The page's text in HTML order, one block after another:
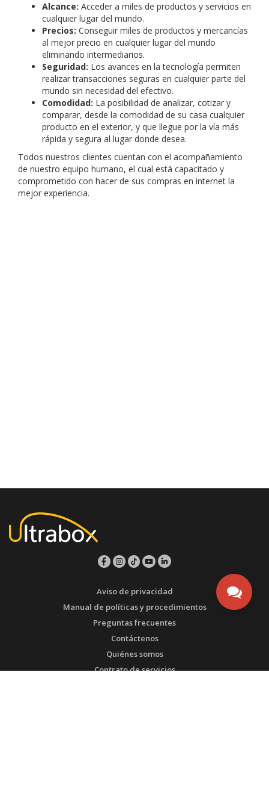
Alcance: Acceder a miles de productos y servicios en
cualquier lugar del mundo.
Precios: Conseguir miles de productos y mercancías
al mejor precio en cualquier lugar del mundo
eliminando intermediarios.
Seguridad: Los avances en la tecnología permiten
realizar transacciones seguras en cualquier parte del
mundo sin necesidad del efectivo.
Comodidad: La posibilidad de analizar, cotizar y
comparar, desde la comodidad de su casa cualquier
producto en el exterior, y que llegue por la vía más
rápida y segura al lugar donde desea.
Todos nuestros clientes cuentan con el acompañamiento
de nuestro equipo humano, el cual está capacitado y
comprometido con hacer de sus compras en internet la
mejor experiencia.
Aviso de privacidad
Manual de políticas y procedimientos
Preguntas frecuentes
Contáctenos
Quiénes somos
Contrato de servicios